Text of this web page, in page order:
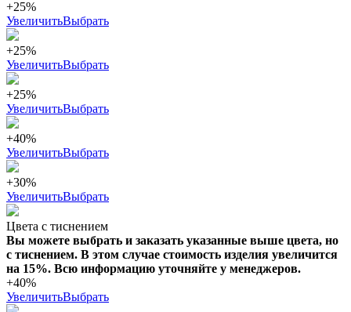
+25%
УвеличитьВыбрать
+25%
УвеличитьВыбрать
+25%
УвеличитьВыбрать
+40%
УвеличитьВыбрать
+30%
УвеличитьВыбрать
Цвета с тиснением
Вы можете выбрать и заказать указанные выше цвета, но
с тиснением. В этом случае стоимость изделия увеличится
на 15%. Всю информацию уточняйте у менеджеров.
+40%
УвеличитьВыбрать